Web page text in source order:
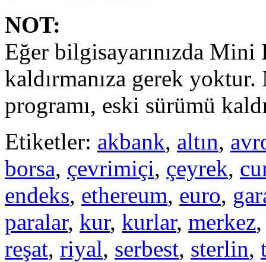
NOT:
Eğer bilgisayarınızda
kaldırmanıza gerek
programı, eski sürümü
Etiketler: akbank, altın,
borsa, çevrimiçi, çeyrek,
endeks, ethereum, euro,
paralar, kur, kurlar, merkez
reşat, riyal, serbest, sterlin,